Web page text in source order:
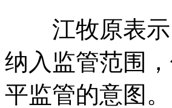
江牧原表示
纳入监管范围
平监管的意图。